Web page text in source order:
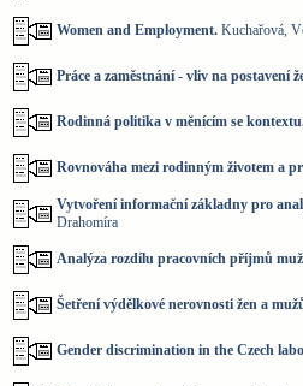
Women and Employment. Kuchařová,
Práce a zaměstnání - vliv na postavení
Rodinná politika v měnícím se
Rovnováha mezi rodinným životem a
Vytvoření informační základny pro
Drahomíra
Analýza rozdílu pracovních příjmů
Šetření výdělkové nerovnosti žen a
Gender discrimination in the Czech